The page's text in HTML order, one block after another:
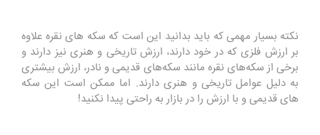
نکته بسیار مهمی که باید بدانید این است که سکه‌ های نقره علاوه
بر ارزش فلزی که در خود دارند، ارزش تاریخی و هنری نیز دارند و
برخی از سکه‌های نقره مانند سکه‌های قدیمی و نادر، ارزش بیشتری
به دلیل عوامل تاریخی و هنری دارند. اما ممکن است این سکه
های قدیمی و با ارزش را در بازار به راحتی پیدا نکنید!